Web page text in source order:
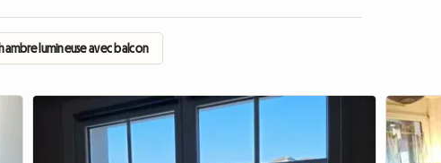
lumineuse avec balcon